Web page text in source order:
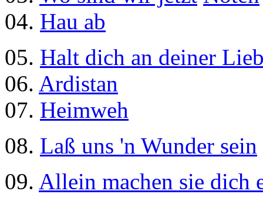
04. Hau ab
05. Halt dich an deiner
06. Ardistan
07. Heimweh
08. Laß uns 'n Wunder sein
09. Allein machen sie dich